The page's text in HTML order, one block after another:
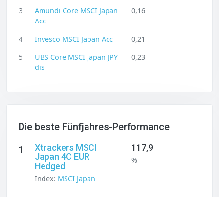
3
Amundi Core MSCI Japan
Acc
0,16
4 Invesco MSCI Japan Acc
0,21
5
UBS Core MSCI Japan JPY
dis
0,23
Die beste Fünfjahres-Performance
1
Xtrackers MSCI
Japan 4C EUR
Hedged
Index: MSCI Japan
117,9
%